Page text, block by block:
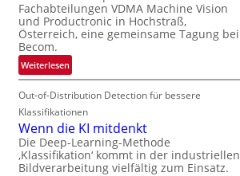
h
k
e
i
t
e
n
i
n
I
S
I
O
N
T
e
c
e
d
T
o
u
e
n
a
u
f
Fachabteilungen VDMA Machine Vision
und Productronic in Hochstraß,
Österreich, eine gemeinsame Tagung bei
Becom.
Weiterlesen:
T
a
g
u
n
g
z
Out-of-Distribution Detection für bessere
Klassifikationen
Wenn die KI mitdenkt
Die Deep-Learning-Methode
‚Klassifikation‘ kommt in der industriellen
Bildverarbeitung vielfältig zum Einsatz.